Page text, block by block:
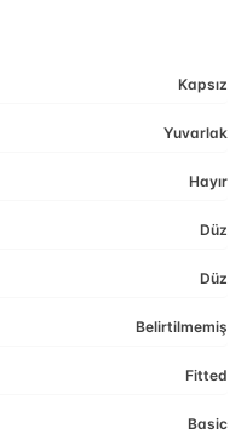
Kapsız
Yuvarlak
Hayır
Düz
Düz
Belirtilmemiş
Fitted
Basic